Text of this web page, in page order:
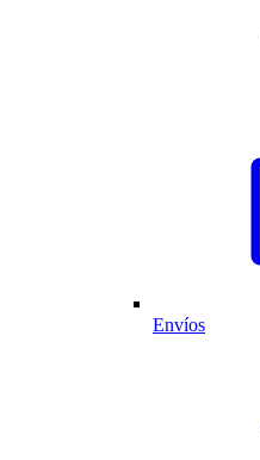
Envíos